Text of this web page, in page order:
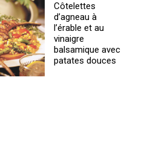
Côtelettes
d’agneau à
l’érable et au
vinaigre
balsamique avec
patates douces